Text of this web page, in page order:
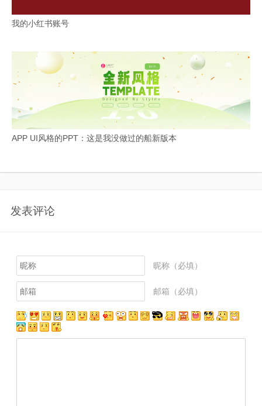
我的小红书账号
APP UI风格的PPT：这是我没做过的船新版本
发表评论
昵称（必填）
邮箱（必填）